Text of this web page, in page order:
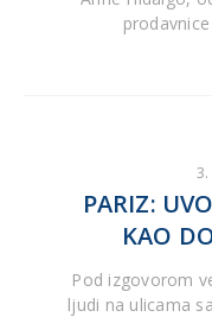
3.
PARIZ:
KAO
Pod izgovorom
ljudi na ulicama